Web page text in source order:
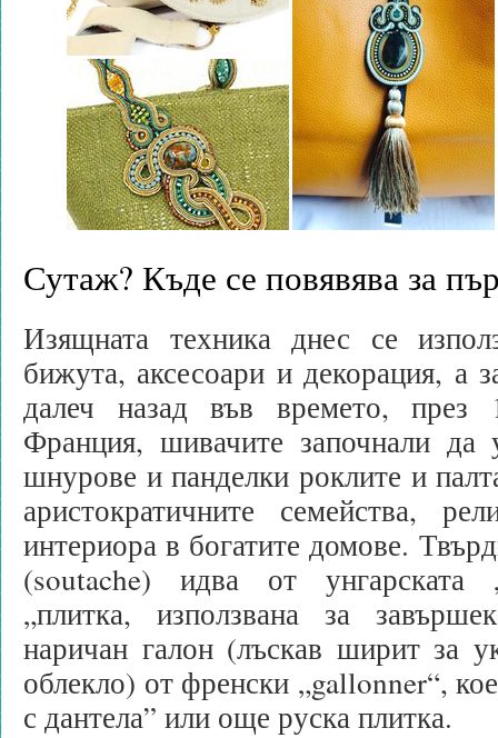
Сутаж? Къде се повявява за
Изящната техника днес се
бижута, аксесоари и декорация, а
далеч назад във времето, през
Франция, шивачите започнали да
шнурове и панделки роклите и
аристократичните семейства,
интериора в богатите домове.
(soutache) идва от унгарската
„плитка, използвана за
наричан галон (лъскав ширит за
облекло) от френски „gallonner“,
с дантела” или още руска плитка.